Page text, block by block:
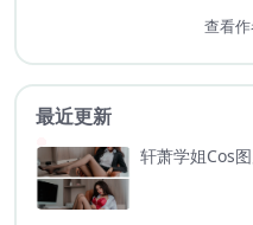
查看
最近更新
轩萧学姐Cos